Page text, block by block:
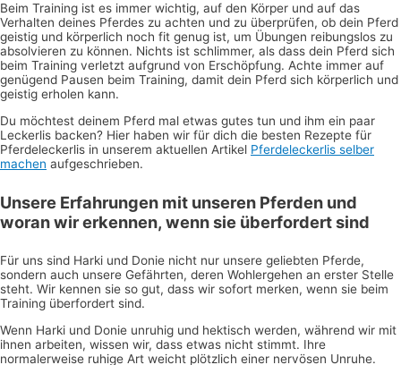
Beim Training ist es immer wichtig, auf den Körper und auf das
Verhalten deines Pferdes zu achten und zu überprüfen, ob dein Pferd
geistig und körperlich noch fit genug ist, um Übungen reibungslos zu
absolvieren zu können. Nichts ist schlimmer, als dass dein Pferd sich
beim Training verletzt aufgrund von Erschöpfung. Achte immer auf
genügend Pausen beim Training, damit dein Pferd sich körperlich und
geistig erholen kann.
Du möchtest deinem Pferd mal etwas gutes tun und ihm ein paar
Leckerlis backen? Hier haben wir für dich die besten Rezepte für
Pferdeleckerlis in unserem aktuellen Artikel Pferdeleckerlis selber
machen aufgeschrieben.
Unsere Erfahrungen mit unseren Pferden und
woran wir erkennen, wenn sie überfordert sind
Für uns sind Harki und Donie nicht nur unsere geliebten Pferde,
sondern auch unsere Gefährten, deren Wohlergehen an erster Stelle
steht. Wir kennen sie so gut, dass wir sofort merken, wenn sie beim
Training überfordert sind.
Wenn Harki und Donie unruhig und hektisch werden, während wir mit
ihnen arbeiten, wissen wir, dass etwas nicht stimmt. Ihre
normalerweise ruhige Art weicht plötzlich einer nervösen Unruhe.